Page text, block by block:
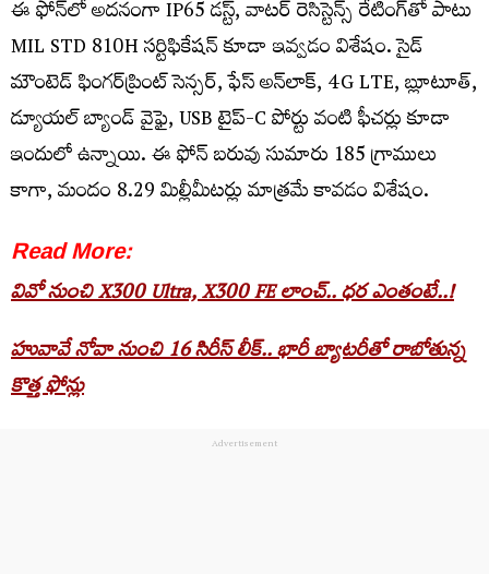
ఈ ఫోన్‌లో అదనంగా IP65 డస్ట్, వాటర్ రెసిస్టెన్స్ రేటింగ్‌తో పాటు
MIL STD 810H సర్టిఫికేషన్ కూడా ఇవ్వడం విశేషం. సైడ్
మౌంటెడ్ ఫింగర్‌ప్రింట్ సెన్సర్, ఫేస్ అన్‌లాక్, 4G LTE, బ్లూటూత్,
డ్యూయల్ బ్యాండ్ వైఫై, USB టైప్-C పోర్టు వంటి ఫీచర్లు కూడా
ఇందులో ఉన్నాయి. ఈ ఫోన్ బరువు సుమారు 185 గ్రాములు
కాగా, మందం 8.29 మిల్లీమీటర్లు మాత్రమే కావడం విశేషం.
Read More:
వివో నుంచి X300 Ultra, X300 FE లాంచ్.. ధర ఎంతంటే..!
హువావే నోవా నుంచి 16 సిరీస్ లీక్.. భారీ బ్యాటరీతో రాబోతున్న
కొత్త ఫోన్లు